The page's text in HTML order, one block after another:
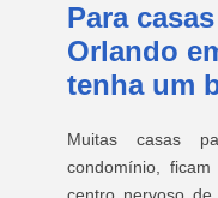
Para
Orlando
tenha um
Muitas casas
condomínio,